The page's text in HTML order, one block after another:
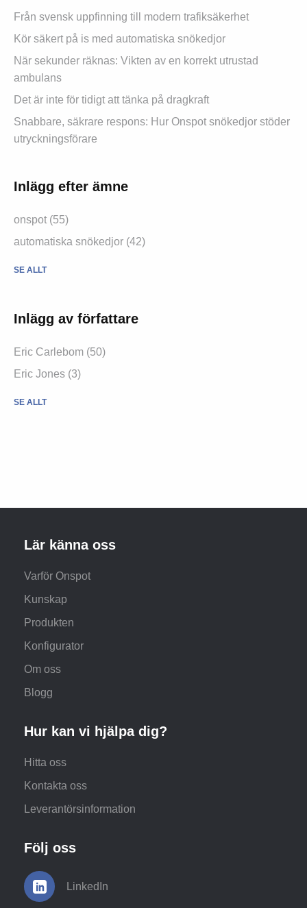
Från svensk uppfinning till modern trafiksäkerhet
Kör säkert på is med automatiska snökedjor
När sekunder räknas: Vikten av en korrekt utrustad
ambulans
Det är inte för tidigt att tänka på dragkraft
Snabbare, säkrare respons: Hur Onspot snökedjor stöder
utryckningsförare
Inlägg efter ämne
onspot (55)
automatiska snökedjor (42)
SE ALLT
Inlägg av författare
Eric Carlebom (50)
Eric Jones (3)
SE ALLT
Lär känna oss
Varför Onspot
Kunskap
Produkten
Konfigurator
Om oss
Blogg
Hur kan vi hjälpa dig?
Hitta oss
Kontakta oss
Leverantörsinformation
Följ oss
LinkedIn